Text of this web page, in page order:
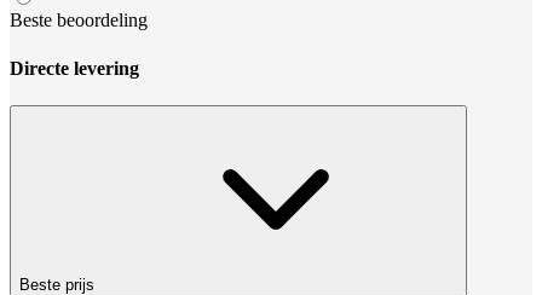
Beste beoordeling
Directe levering
Beste prijs